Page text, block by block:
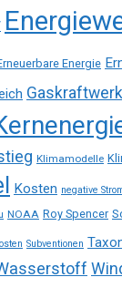
Energie
Klimamodelle
Kosten negative
NOAA Roy Spencer
Subventionen